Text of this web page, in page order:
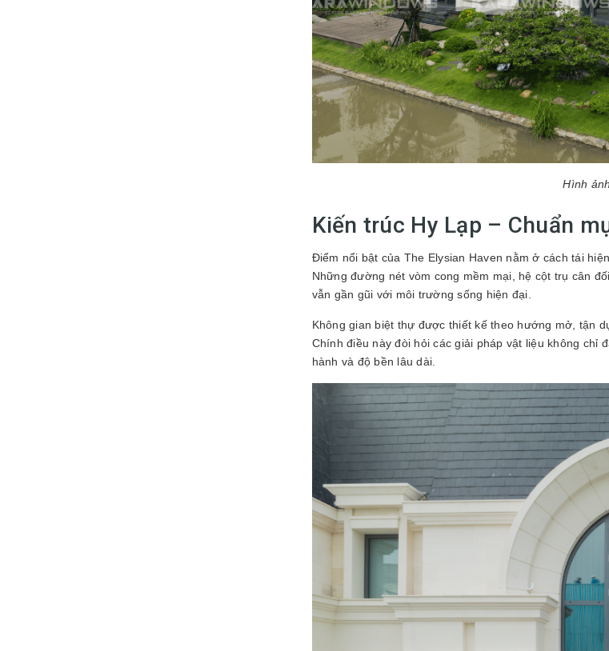
Hình
Kiến trúc Hy Lạp – Chuẩn
Điểm nổi bật của The Elysian Haven nằm ở cách tái
Những đường nét vòm cong mềm mại, hệ cột trụ cân
vẫn gần gũi với môi trường sống hiện đại.
Không gian biệt thự được thiết kế theo hướng mở, tận
Chính điều này đòi hỏi các giải pháp vật liệu không chỉ
hành và độ bền lâu dài.